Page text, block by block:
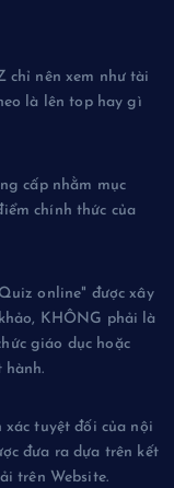
chỉ nên xem như tài
là lên top hay gì
cấp nhằm mục
chính thức của
online" được xây
KHÔNG phải là
giáo dục hoặc
hành.
xác tuyệt đối của nội
đưa ra dựa trên kết
trên Website.